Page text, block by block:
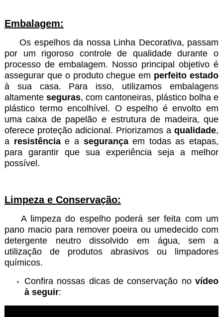
Embalagem:
Os espelhos da nossa Linha Decorativa, passam
por um rigoroso controle de qualidade durante o
processo de embalagem. Nosso principal objetivo é
assegurar que o produto chegue em perfeito estado
à sua casa. Para isso, utilizamos embalagens
altamente seguras, com cantoneiras, plástico bolha e
plástico termo encolhível. O espelho é envolto em
uma caixa de papelão e estrutura de madeira, que
oferece proteção adicional. Priorizamos aqualidade,
a resistênciae a segurançaem todas as etapas,
para garantir que sua experiência seja a melhor
possível.
Limpeza e Conservação:
A limpeza do espelho poderá ser feita com um
pano macio para remover poeira ou umedecido com
detergente neutro dissolvido em água, sem a
utilização de produtos abrasivos ou limpadores
químicos.
Confira nossas dicas de conservação novídeo
à seguir: